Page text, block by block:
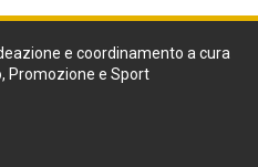
e coordinamento a cura
Promozione e Sport